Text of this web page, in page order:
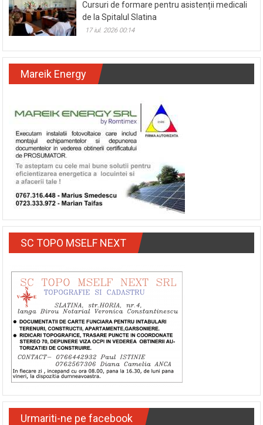
Cursuri de formare pentru asistenții medicali
de la Spitalul Slatina
17 iul. 2026 00:14
Mareik Energy
SC TOPO MSELF NEXT
Urmariti-ne pe facebook